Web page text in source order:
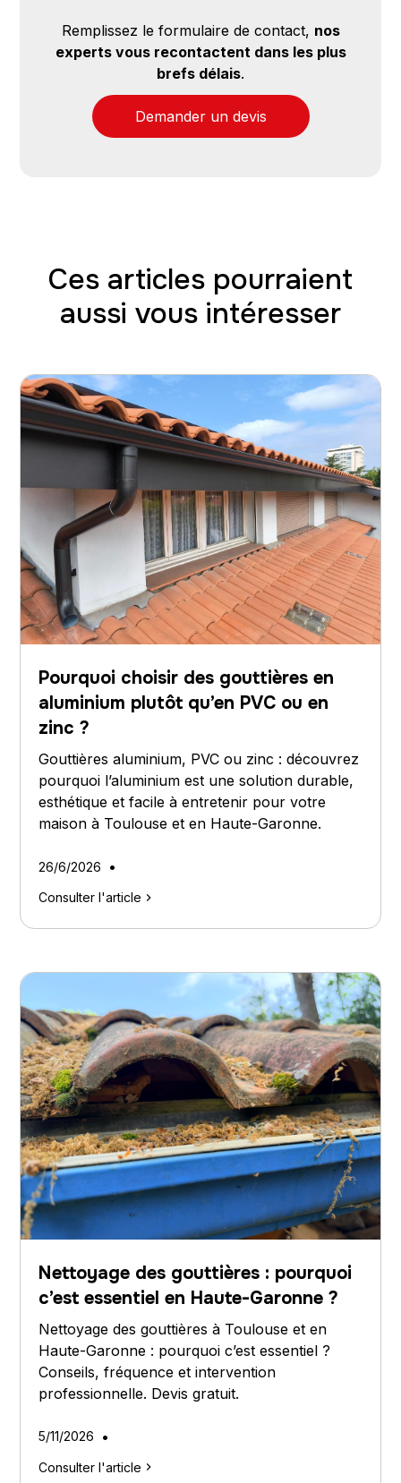
Remplissez le formulaire de contact, nos
experts vous recontactent dans les plus
brefs délais.
Demander un devis
Ces articles pourraient
aussi vous intéresser
Pourquoi choisir des gouttières en
aluminium plutôt qu’en PVC ou en
zinc ?
Gouttières aluminium, PVC ou zinc : découvrez
pourquoi l’aluminium est une solution durable,
esthétique et facile à entretenir pour votre
maison à Toulouse et en Haute-Garonne.
26/6/2026 •
Consulter l'article
Nettoyage des gouttières : pourquoi
c’est essentiel en Haute-Garonne ?
Nettoyage des gouttières à Toulouse et en
Haute-Garonne : pourquoi c’est essentiel ?
Conseils, fréquence et intervention
professionnelle. Devis gratuit.
5/11/2026 •
Consulter l'article